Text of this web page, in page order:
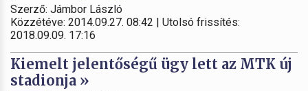
Szerző: Jámbor László
Közzétéve: 2014.09.27. 08:42 | Utolsó frissítés:
2018.09.09. 17:16
Kiemelt jelentőségű ügy lett az MTK új
stadionja »